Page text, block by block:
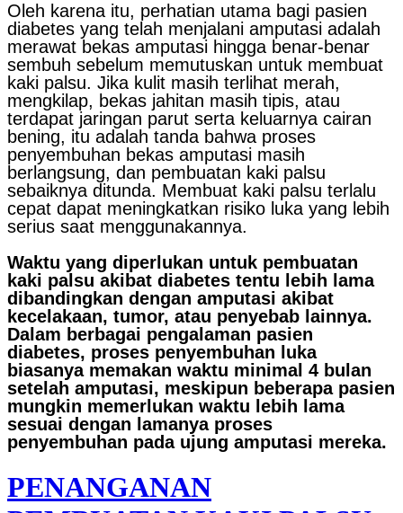
Oleh karena itu, perhatian utama bagi pasien
diabetes yang telah menjalani amputasi adalah
merawat bekas amputasi hingga benar-benar
sembuh sebelum memutuskan untuk membuat
kaki palsu. Jika kulit masih terlihat merah,
mengkilap, bekas jahitan masih tipis, atau
terdapat jaringan parut serta keluarnya cairan
bening, itu adalah tanda bahwa proses
penyembuhan bekas amputasi masih
berlangsung, dan pembuatan kaki palsu
sebaiknya ditunda. Membuat kaki palsu terlalu
cepat dapat meningkatkan risiko luka yang lebih
serius saat menggunakannya.
Waktu yang diperlukan untuk pembuatan
kaki palsu akibat diabetes tentu lebih lama
dibandingkan dengan amputasi akibat
kecelakaan, tumor, atau penyebab lainnya.
Dalam berbagai pengalaman pasien
diabetes, proses penyembuhan luka
biasanya memakan waktu minimal 4 bulan
setelah amputasi, meskipun beberapa pasien
mungkin memerlukan waktu lebih lama
sesuai dengan lamanya proses
penyembuhan pada ujung amputasi mereka.
PENANGANAN